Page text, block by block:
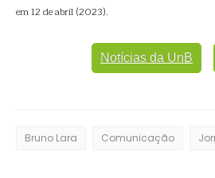
em 12 de abril (2023).
Notícias da UnB
Bruno Lara Comunicação